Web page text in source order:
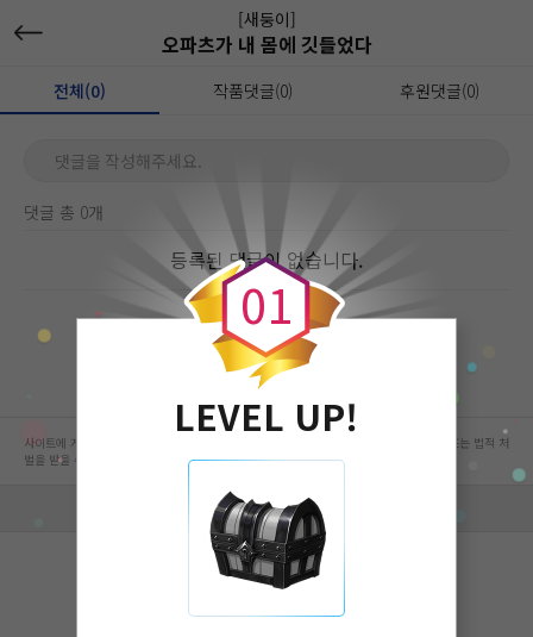
[새둥이]
오파츠가 내 몸에 깃들었다
전체(0) 작품댓글(0) 후원댓글(0)
댓글을 작성해주세요.
댓글 총 0개
등록된 댓글이 없습니다.
0
0
1
LEVEL UP!
사이트에 게시된 컨텐츠는 저작권자의 권리가 있는 컨텐츠로서 무단 복제, 전송, 수정, 배포는 법적 처
벌을 받을 수 있습니다.
회사 정보 자세히 보기